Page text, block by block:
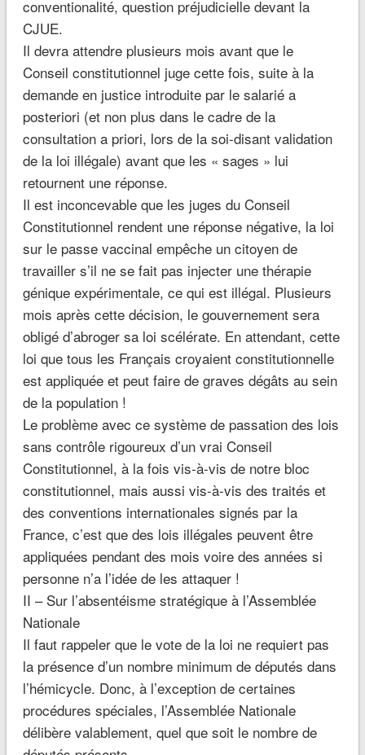
conventionalité, question préjudicielle devant la
CJUE.
Il devra attendre plusieurs mois avant que le
Conseil constitutionnel juge cette fois, suite à la
demande en justice introduite par le salarié a
posteriori (et non plus dans le cadre de la
consultation a priori, lors de la soi-disant validation
de la loi illégale) avant que les « sages » lui
retournent une réponse.
Il est inconcevable que les juges du Conseil
Constitutionnel rendent une réponse négative, la loi
sur le passe vaccinal empêche un citoyen de
travailler s’il ne se fait pas injecter une thérapie
génique expérimentale, ce qui est illégal. Plusieurs
mois après cette décision, le gouvernement sera
obligé d’abroger sa loi scélérate. En attendant, cette
loi que tous les Français croyaient constitutionnelle
est appliquée et peut faire de graves dégâts au sein
de la population !
Le problème avec ce système de passation des lois
sans contrôle rigoureux d’un vrai Conseil
Constitutionnel, à la fois vis-à-vis de notre bloc
constitutionnel, mais aussi vis-à-vis des traités et
des conventions internationales signés par la
France, c’est que des lois illégales peuvent être
appliquées pendant des mois voire des années si
personne n’a l’idée de les attaquer !
II – Sur l’absentéisme stratégique à l’Assemblée
Nationale
Il faut rappeler que le vote de la loi ne requiert pas
la présence d’un nombre minimum de députés dans
l’hémicycle. Donc, à l’exception de certaines
procédures spéciales, l’Assemblée Nationale
délibère valablement, quel que soit le nombre de